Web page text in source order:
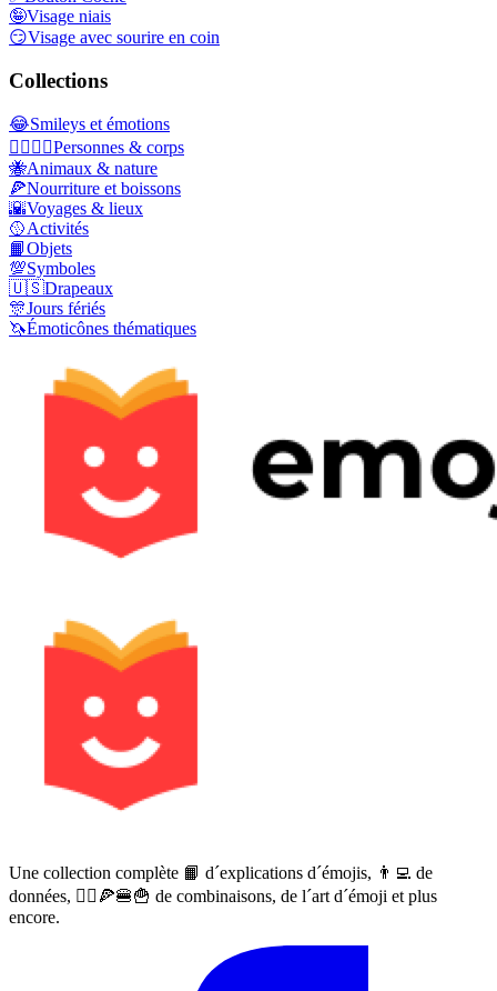
🤪Visage niais
😏Visage avec sourire en coin
Collections
😂Smileys et émotions
👩‍❤️‍💋‍👨Personnes & corps
🐝Animaux & nature
🍕Nourriture et boissons
🌇Voyages & lieux
🥎Activités
📙Objets
💯Symboles
🇺🇸Drapeaux
🎊Jours fériés
🦄Émoticônes thématiques
Une collection complète 📙 d´explications d´émojis, 👨‍💻 de
données, 🙅‍♀️🍕🍔🍟 de combinaisons, de l´art d´émoji et plus
encore.